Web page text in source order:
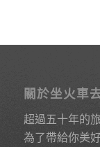
關於坐火車
超過五十年的
為了帶給你美